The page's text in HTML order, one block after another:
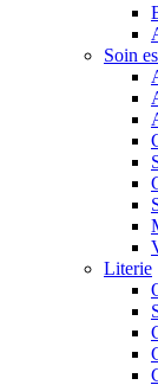
Soin
Literie